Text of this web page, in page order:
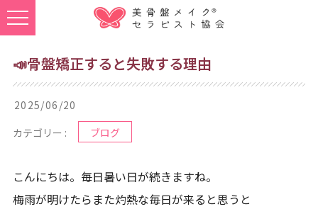
📣骨盤矯正すると失敗する理由
2025/06/20
カテゴリー :
ブログ
こんにちは。毎日暑い日が続きますね。
梅雨が明けたらまた灼熱な毎日が来ると思うと